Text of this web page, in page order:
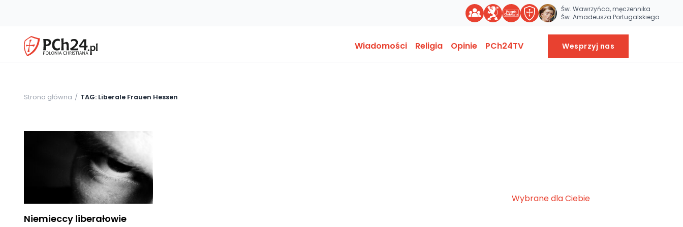
Św. Wawrzyńca, męczennika
Św. Amadeusza Portugalskiego
Wiadomości Religia Opinie PCh24TV Wesprzyj nas
Strona główna TAG: Liberale Frauen Hessen
Niemieccy liberałowie
Wybrane dla Ciebie